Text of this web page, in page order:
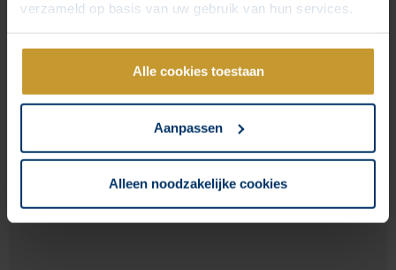
verzameld op basis van uw gebruik van hun services.
Alle cookies toestaan
Aanpassen
Alleen noodzakelijke cookies
Mehr lesen "